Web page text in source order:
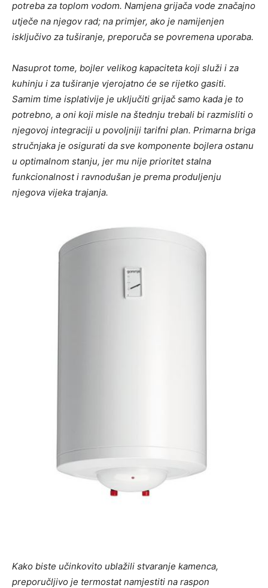
potreba za toplom vodom. Namjena grijača vode značajno
utječe na njegov rad; na primjer, ako je namijenjen
isključivo za tuširanje, preporuča se povremena uporaba.
Nasuprot tome, bojler velikog kapaciteta koji služi i za
kuhinju i za tuširanje vjerojatno će se rijetko gasiti.
Samim time isplativije je uključiti grijač samo kada je to
potrebno, a oni koji misle na štednju trebali bi razmisliti o
njegovoj integraciji u povoljniji tarifni plan. Primarna briga
stručnjaka je osigurati da sve komponente bojlera ostanu
u optimalnom stanju, jer mu nije prioritet stalna
funkcionalnost i ravnodušan je prema produljenju
njegova vijeka trajanja.
Kako biste učinkovito ublažili stvaranje kamenca,
preporučljivo je termostat namjestiti na raspon